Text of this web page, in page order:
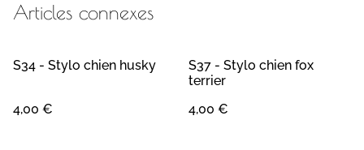
Articles connexes
S34 - Stylo chien husky
4,00 €
S37 - Stylo chien fox
terrier
4,00 €